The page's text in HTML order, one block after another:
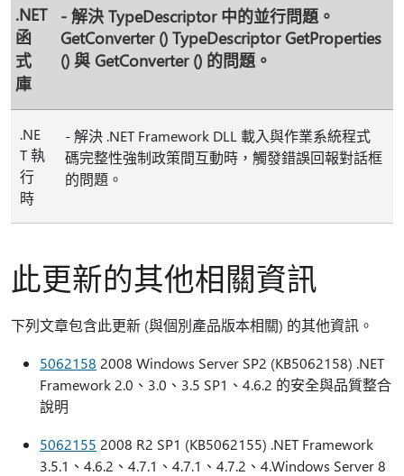
.NET
函
式
庫
- 解決 TypeDescriptor 中的並行問題。
GetConverter () TypeDescriptor GetProperties
() 與 GetConverter () 的問題。
.NE
T 執
行
時
- 解決 .NET Framework DLL 載入與作業系統程式
碼完整性強制政策間互動時，觸發錯誤回報對話框
的問題。
此更新的其他相關資訊
下列文章包含此更新 (與個別產品版本相關) 的其他資訊。
5062158 2008 Windows Server SP2 (KB5062158) .NET
Framework 2.0、3.0、3.5 SP1、4.6.2 的安全與品質整合
說明
5062155 2008 R2 SP1 (KB5062155) .NET Framework
3.5.1、4.6.2、4.7.1、4.7.1、4.7.2、4.Windows Server 8